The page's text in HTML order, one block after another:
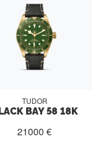
TUDOR
BAY 58 18K
21000 €